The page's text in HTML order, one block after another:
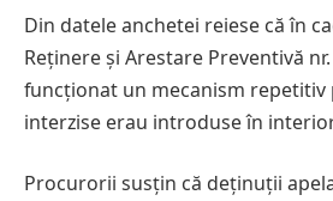
Din datele anchetei reiese că în
Reținere și Arestare Preventivă
funcționat un mecanism
interzise erau introduse în
Procurorii susțin că deținuții